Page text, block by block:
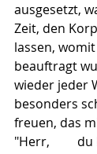
ausgesetzt,
Zeit, den
lassen,
beauftragt
wieder jeder
besonders
freuen, das
"Herr,  	du bist der Weg, die